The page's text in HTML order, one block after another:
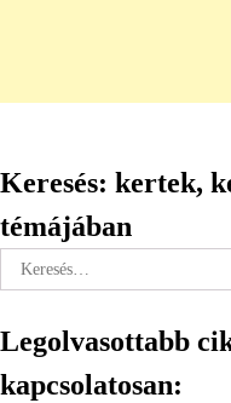
Keresés: kertek,
témájában
Keresés:
Legolvasottabb
kapcsolatosan: